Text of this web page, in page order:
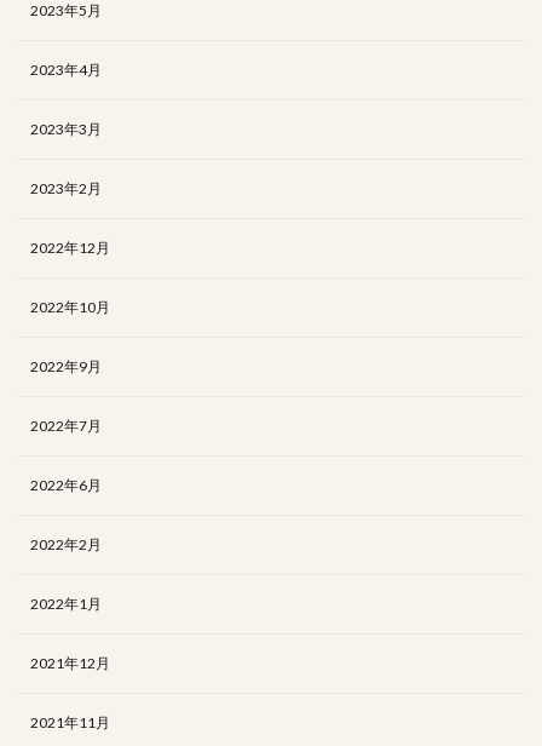
2023年5月
2023年4月
2023年3月
2023年2月
2022年12月
2022年10月
2022年9月
2022年7月
2022年6月
2022年2月
2022年1月
2021年12月
2021年11月